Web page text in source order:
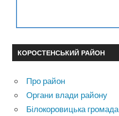
КОРОСТЕНСЬКИЙ РАЙОН
Про район
Органи влади району
Білокоровицька громада